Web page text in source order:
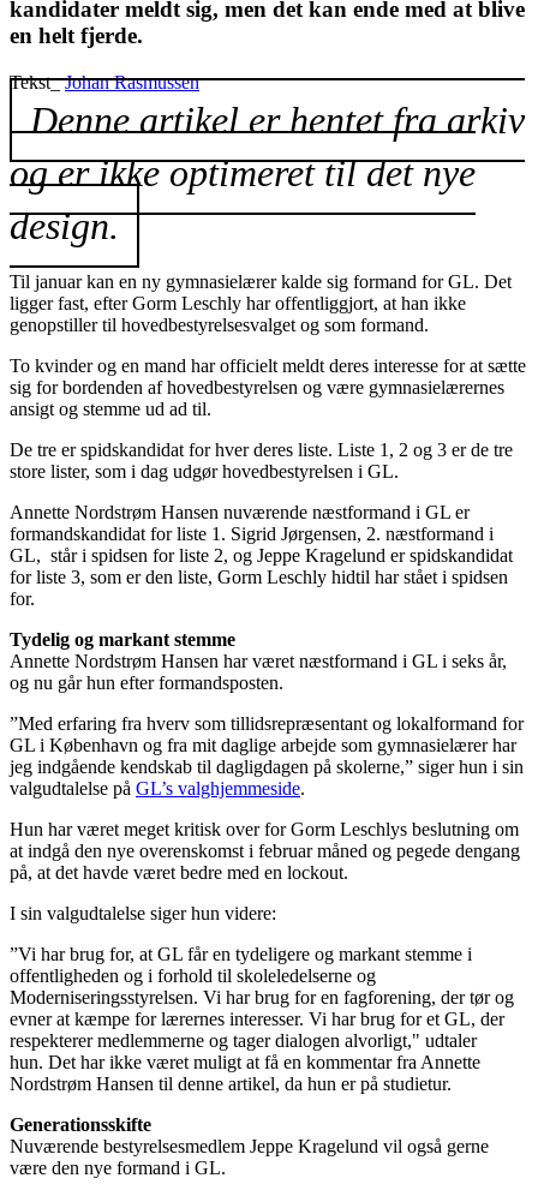
kandidater meldt sig, men det kan ende med at blive
en helt fjerde.
Tekst_Johan Rasmussen
Denne artikel er hentet fra arkiv
og er ikke optimeret til det nye
design.
Til januar kan en ny gymnasielærer kalde sig formand for GL. Det
ligger fast, efter Gorm Leschly har offentliggjort, at han ikke
genopstiller til hovedbestyrelsesvalget og som formand.
To kvinder og en mand har officielt meldt deres interesse for at sætte
sig for bordenden af hovedbestyrelsen og være gymnasielærernes
ansigt og stemme ud ad til.
De tre er spidskandidat for hver deres liste. Liste 1, 2 og 3 er de tre
store lister, som i dag udgør hovedbestyrelsen i GL.
Annette Nordstrøm Hansen nuværende næstformand i GL er
formandskandidat for liste 1. Sigrid Jørgensen, 2. næstformand i
GL, står i spidsen for liste 2, og Jeppe Kragelund er spidskandidat
for liste 3, som er den liste, Gorm Leschly hidtil har stået i spidsen
for.
Tydelig og markant stemme
Annette Nordstrøm Hansen har været næstformand i GL i seks år,
og nu går hun efter formandsposten.
”Med erfaring fra hverv som tillidsrepræsentant og lokalformand for
GL i København og fra mit daglige arbejde som gymnasielærer har
jeg indgående kendskab til dagligdagen på skolerne,” siger hun i sin
valgudtalelse på GL’s valghjemmeside.
Hun har været meget kritisk over for Gorm Leschlys beslutning om
at indgå den nye overenskomst i februar måned og pegede dengang
på, at det havde været bedre med en lockout.
I sin valgudtalelse siger hun videre:
”Vi har brug for, at GL får en tydeligere og markant stemme i
offentligheden og i forhold til skoleledelserne og
Moderniseringsstyrelsen. Vi har brug for en fagforening, der tør og
evner at kæmpe for lærernes interesser. Vi har brug for et GL, der
respekterer medlemmerne og tager dialogen alvorligt," udtaler
hun. Det har ikke været muligt at få en kommentar fra Annette
Nordstrøm Hansen til denne artikel, da hun er på studietur.
Generationsskifte
Nuværende bestyrelsesmedlem Jeppe Kragelund vil også gerne
være den nye formand i GL.